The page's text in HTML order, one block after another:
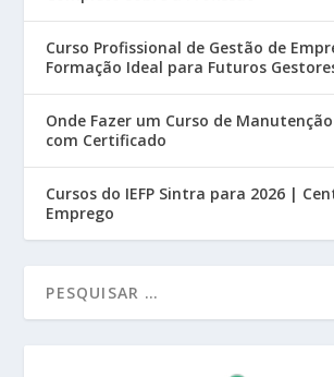
Curso Profissional de Gestão de
Formação Ideal para Futuros
Onde Fazer um Curso de
com Certificado
Cursos do IEFP Sintra para 2026 |
Emprego